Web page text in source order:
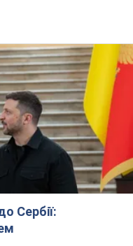
Сербії: